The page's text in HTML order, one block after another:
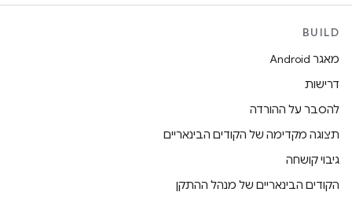
BUILD
מאגר Android
דרישות
להסבר על ההורדה
תצוגה מקדימה של הקודים הבינאריים
גיבוי קושחה
הקודים הבינאריים של מנהל ההתקן